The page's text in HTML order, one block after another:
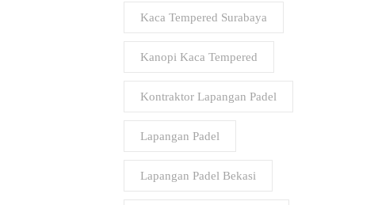
Kaca Tempered Surabaya
Kanopi Kaca Tempered
Kontraktor Lapangan Padel
Lapangan Padel
Lapangan Padel Bekasi